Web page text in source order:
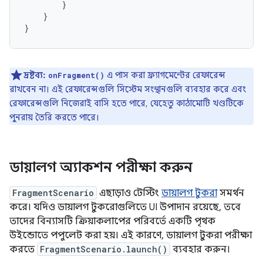
}
}
}
দ্রষ্টব্য: onFragment() এ পাস করা ফ্র্যাগমেন্টের রেফারেন্স
রাখবেন না। এই রেফারেন্সগুলি সিস্টেম সংস্থানগুলি ব্যবহার করে এবং
রেফারেন্সগুলি নিজেরাই বাসি হতে পারে, যেহেতু কাঠামোটি খণ্ডটিকে
পুনরায় তৈরি করতে পারে।
ডায়ালগ অ্যাকশন পরীক্ষা করুন
FragmentScenario এছাড়াও টেস্টিং ডায়ালগ টুকরাসমর্থন
করে। যদিও ডায়ালগ টুকরোগুলিতে UI উপাদান রয়েছে, তবে
তাদের বিন্যাসটি ক্রিয়াকলাপের পরিবর্তে একটি পৃথক
উইন্ডোতে পপুলেট করা হয়। এই কারণে, ডায়ালগ টুকরা পরীক্ষা
করতে FragmentScenario.launch() ব্যবহার করুন।